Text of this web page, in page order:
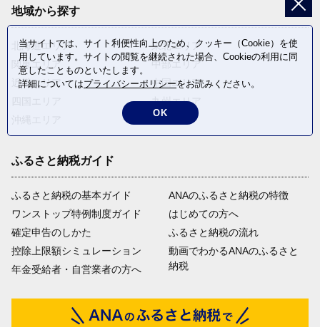
地域から探す
北海道エリア
関東エリア
近畿エリア
東北エリア
中部エリア
中国エリア
九州エリア
ふるさと納税ガイド
ふるさと納税の基本ガイド
ワンストップ特例制度ガイド
確定申告のしかた
控除上限額シミュレーション
年金受給者・自営業者の方へ
ANAのふるさと納税の特徴
はじめての方へ
ふるさと納税の流れ
動画でわかるANAのふるさと
納税
当サイトでは、サイト利便性向上のため、クッキー（Cookie）を使
用しています。サイトの閲覧を継続された場合、Cookieの利用に同
意したことものといたします。
詳細についてはプライバシーポリシーをお読みください。
OK